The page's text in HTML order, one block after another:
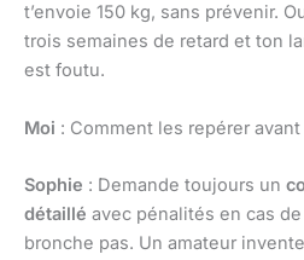
t’envoie 150 kg, sans prévenir.
trois semaines de retard et ton
est foutu.
Moi : Comment les repérer avant
Sophie : Demande toujours un
détaillé avec pénalités en cas
bronche pas. Un amateur